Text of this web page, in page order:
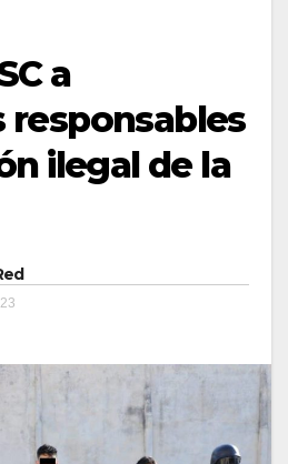
a
responsables
ilegal de la